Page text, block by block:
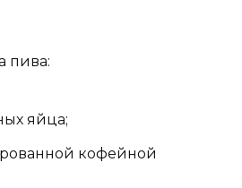
пива:
яйца;
кофейной